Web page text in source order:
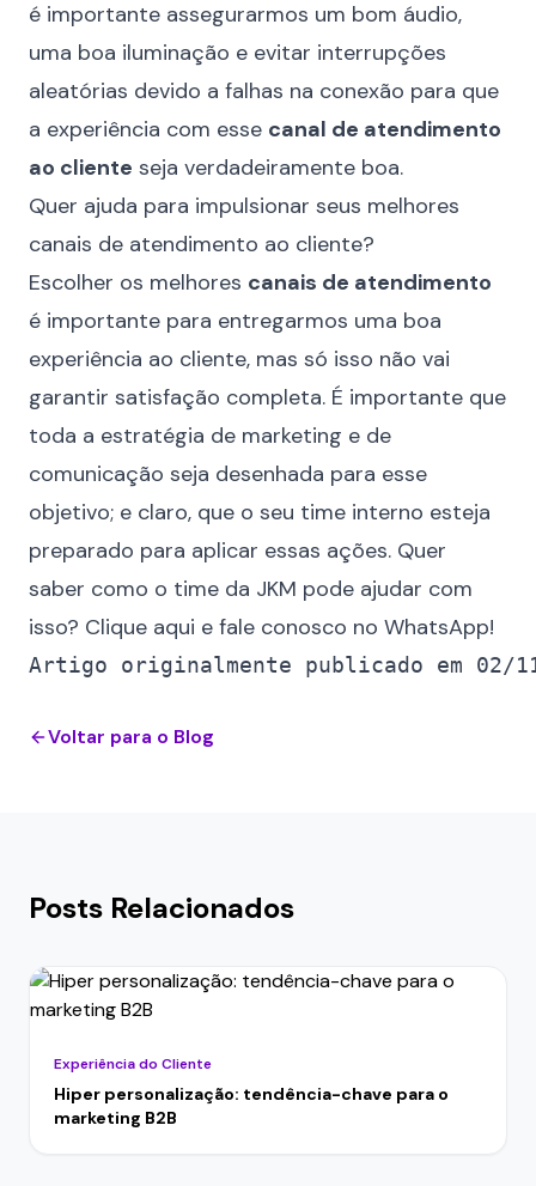
é importante assegurarmos um bom áudio,
uma boa iluminação e evitar interrupções
aleatórias devido a falhas na conexão para que
a experiência com esse canal de atendimento
ao cliente seja verdadeiramente boa.
Quer ajuda para impulsionar seus melhores
canais de atendimento ao cliente?
Escolher os melhores canais de atendimento
é importante para entregarmos uma boa
experiência ao cliente, mas só isso não vai
garantir satisfação completa. É importante que
toda a estratégia de marketing e de
comunicação seja desenhada para esse
objetivo; e claro, que o seu time interno esteja
preparado para aplicar essas ações. Quer
saber como o time da JKM pode ajudar com
isso? Clique aqui e fale conosco no WhatsApp!
Voltar para o Blog
Posts Relacionados
Experiência do Cliente
Hiper personalização: tendência-chave para o
marketing B2B